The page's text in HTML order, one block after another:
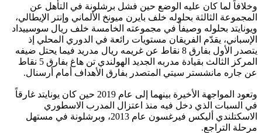
وخلافاً لما كان عليه الوضع حين فشل برشلونة في التأهل عن
المجموعة الثالثة بحلوله خلف بايرن ميونخ الألماني وإنتر الإيطالي،
ويونايتد بحلوله وصيفاً في مجموعته الخامسة خلف ريال سوسييداد
الإسباني، يقدّم الفريقان مستويات رائعة في الدوري المحلي إذ
يتصدر الأول بفارق 8 نقاط عن غريمه ريال مدريد فيما يحتل ضيفه
المركز الثالث بقيادة مدربه الجديد الهولندي تن هاغ بفارق 5 نقاط
عن جاره مانشستر سيتي المتصدر بفارق الأهداف أمام أرسنال.
وتعود المواجهة الأخيرة بينهما إلى عام 2019 حين كان يونايتد غارقاً
في السبات الذي دخل فيه منذ اعتزال المدرب الاسطوري
الاسكتلندي أليكس فيرغسون عام 2013، وبرشلونة في مستهل
مرحلة التراجع.